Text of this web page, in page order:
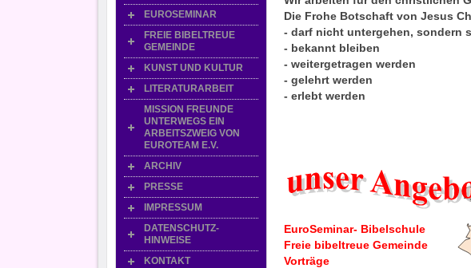
EUROSEMINAR
FREIE BIBELTREUE
GEMEINDE
KUNST UND KULTUR
LITERATURARBEIT
MISSION FREUNDE
UNTERWEGS EIN
ARBEITSZWEIG VON
EUROTEAM E.V.
ARCHIV
PRESSE
IMPRESSUM
DATENSCHUTZ-
HINWEISE
KONTAKT
Die Frohe Botschaft von Jesus
- darf nicht untergehen, sondern
- bekannt bleiben
- weitergetragen werden
- gelehrt werden
- erlebt werden
EuroSeminar- Bibelschule
Freie bibeltreue Gemeinde
Vorträge